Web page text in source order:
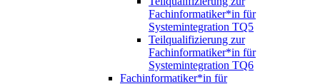
Fachinformatiker*in für
Systemintegration TQ5
Teilqualifizierung zur
Fachinformatiker*in für
Systemintegration TQ6
Fachinformatiker*in für